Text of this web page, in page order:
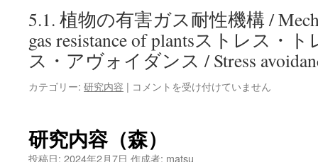
ャ
ネ
ル/
Stomata
and
ion
5.1. 植物の有害ガス耐性機構 /
gas resistance of plantsストレス・
ス・アヴォイダンス / Stress
カテゴリー: 研究内容 | 気
大
気
汚
コメントを受け付けていません
研究内容（森）
投稿日: 2024年2月7日 作成者: matsu